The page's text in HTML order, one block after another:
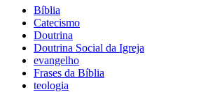
Bíblia
Catecismo
Doutrina
Doutrina Social da Igreja
evangelho
Frases da Bíblia
teologia